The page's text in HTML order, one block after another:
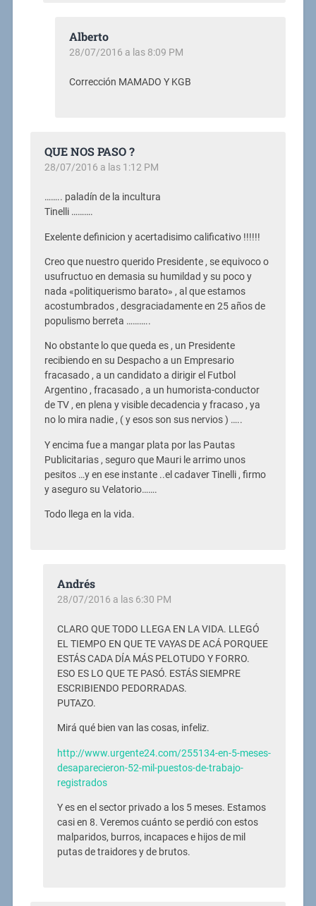
Alberto
28/07/2016 a las 8:09 PM
Corrección MAMADO Y KGB
QUE NOS PASO ?
28/07/2016 a las 1:12 PM
…….. paladín de la incultura
Tinelli ……….
Exelente definicion y acertadisimo calificativo !!!!!!
Creo que nuestro querido Presidente , se equivoco o
usufructuo en demasia su humildad y su poco y
nada «politiquerismo barato» , al que estamos
acostumbrados , desgraciadamente en 25 años de
populismo berreta ………..
No obstante lo que queda es , un Presidente
recibiendo en su Despacho a un Empresario
fracasado , a un candidato a dirigir el Futbol
Argentino , fracasado , a un humorista-conductor
de TV , en plena y visible decadencia y fracaso , ya
no lo mira nadie , ( y esos son sus nervios ) …..
Y encima fue a mangar plata por las Pautas
Publicitarias , seguro que Mauri le arrimo unos
pesitos …y en ese instante ..el cadaver Tinelli , firmo
y aseguro su Velatorio…….
Todo llega en la vida.
Andrés
28/07/2016 a las 6:30 PM
CLARO QUE TODO LLEGA EN LA VIDA. LLEGÓ
EL TIEMPO EN QUE TE VAYAS DE ACÁ PORQUEE
ESTÁS CADA DÍA MÁS PELOTUDO Y FORRO.
ESO ES LO QUE TE PASÓ. ESTÁS SIEMPRE
ESCRIBIENDO PEDORRADAS.
PUTAZO.
Mirá qué bien van las cosas, infeliz.
http://www.urgente24.com/255134-en-5-meses-
desaparecieron-52-mil-puestos-de-trabajo-
registrados
Y es en el sector privado a los 5 meses. Estamos
casi en 8. Veremos cuánto se perdió con estos
malparidos, burros, incapaces e hijos de mil
putas de traidores y de brutos.